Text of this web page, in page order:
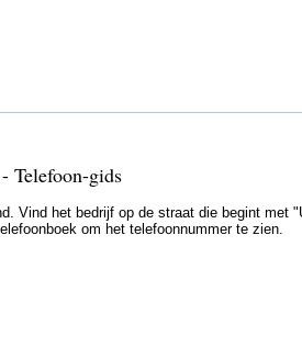
Telefoon-gids
Vind het bedrijf op de straat die begint met
om het telefoonnummer te zien.